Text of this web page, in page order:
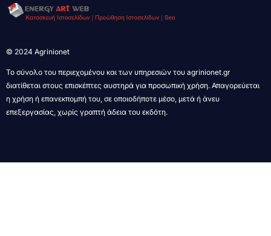
© 2024 Agrinionet
Το σύνολο του περιεχομένου και των υπηρεσιών του agrinionet.gr
διατίθεται στους επισκέπτες αυστηρά για προσωπική χρήση. Απαγορεύεται
η χρήση ή επανεκπομπή του, σε οποιοδήποτε μέσο, μετά ή άνευ
επεξεργασίας, χωρίς γραπτή άδεια του εκδότη.